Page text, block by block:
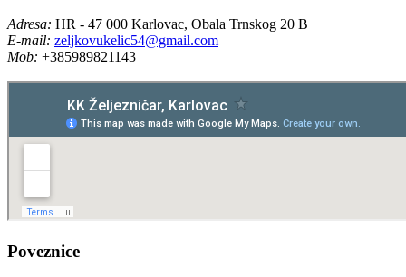
Adresa: HR - 47 000 Karlovac, Obala Trnskog 20 B
E-mail: zeljkovukelic54@gmail.com
Mob: +385989821143
Poveznice